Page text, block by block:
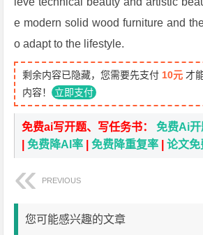
e modern solid wood furniture and
o adapt to the lifestyle.
剩余内容已隐藏，您需要先支付 10元 才
内容！ 立即支付
免费ai写开题、写任务书：免费Ai开
|免费降AI率 |免费降重复率 |论文免
PREVIOUS
您可能感兴趣的文章